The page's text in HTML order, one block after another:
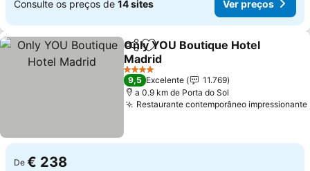
Consulte os preços de 14 sites Ver preços
PartilharAdicionar aos favoritos
Only YOU Boutique Hotel
Madrid
4 Estrelas
9,5 Excelente
11.769
a 0.9 km de Porta do Sol
Restaurante contemporâneo impressionante
De € 238